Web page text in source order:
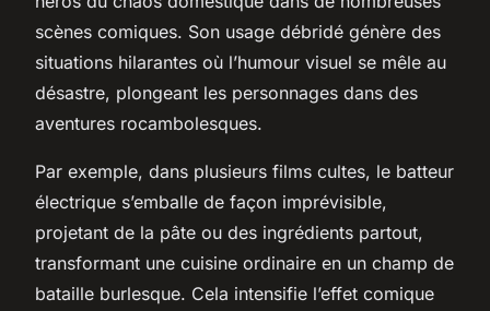
scènes comiques. Son usage débridé génère des
situations hilarantes où l’humour visuel se mêle au
désastre, plongeant les personnages dans des
aventures rocambolesques.
Par exemple, dans plusieurs films cultes, le batteur
électrique s’emballe de façon imprévisible,
projetant de la pâte ou des ingrédients partout,
transformant une cuisine ordinaire en un champ de
bataille burlesque. Cela intensifie l’effet comique